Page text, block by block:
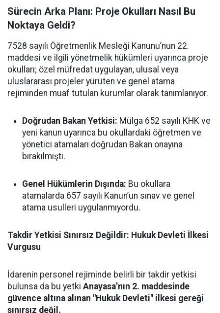
Sürecin Arka Planı: Proje Okulları Nasıl Bu
Noktaya Geldi?
7528 sayılı Öğretmenlik Mesleği Kanunu’nun 22.
maddesi ve ilgili yönetmelik hükümleri uyarınca proje
okulları; özel müfredat uygulayan, ulusal veya
uluslararası projeler yürüten ve genel atama
rejiminden muaf tutulan kurumlar olarak tanımlanıyor.
Doğrudan Bakan Yetkisi: Mülga 652 sayılı KHK ve
yeni kanun uyarınca bu okullardaki öğretmen ve
yönetici atamaları doğrudan Bakan onayına
bırakılmıştı.
Genel Hükümlerin Dışında: Bu okullara
atamalarda 657 sayılı Kanun’un sınav ve genel
atama usulleri uygulanmıyordu.
Takdir Yetkisi Sınırsız Değildir: Hukuk Devleti İlkesi
Vurgusu
İdarenin personel rejiminde belirli bir takdir yetkisi
bulunsa da bu yetki Anayasa’nın 2. maddesinde
güvence altına alınan "Hukuk Devleti" ilkesi gereği
sınırsız değil.